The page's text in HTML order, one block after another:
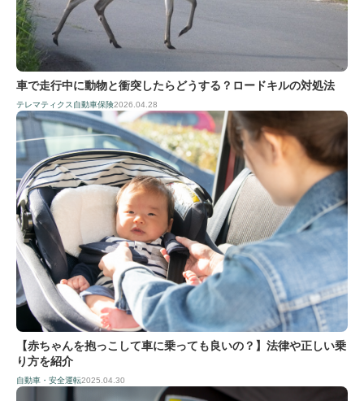
車で走行中に動物と衝突したらどうする？ロードキルの対処法
テレマティクス自動車保険2026.04.28
【赤ちゃんを抱っこして車に乗っても良いの？】法律や正しい乗
り方を紹介
自動車・安全運転2025.04.30